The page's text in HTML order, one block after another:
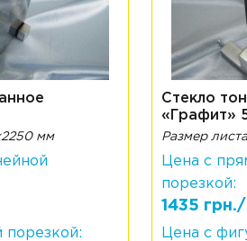
мм
порезкой:
Стекло
«Графит»
Размер
Цена с
порезкой:
1435
Цена с